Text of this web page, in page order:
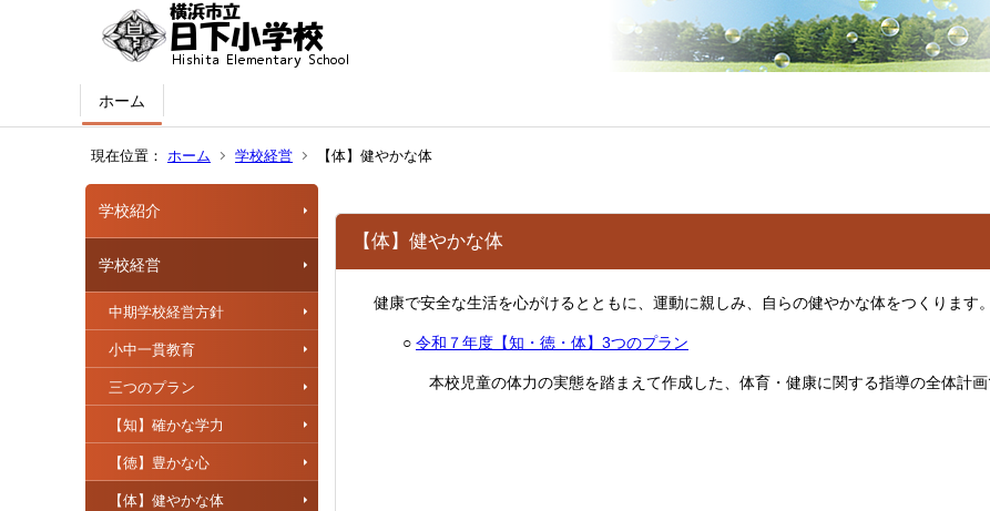
ホーム
現在位置： ホーム 学校経営 【体】健やかな体
学校紹介
学校経営
中期学校経営方針
小中一貫教育
三つのプラン
【知】確かな学力
【徳】豊かな心
【体】健やかな体
【体】健やかな体
健康で安全な生活を心がけるとともに、運動に親しみ、自らの健やかな体をつくります。
○ 令和７年度【知・徳・体】3つのプラン
本校児童の体力の実態を踏まえて作成した、体育・健康に関する指導の全体計画